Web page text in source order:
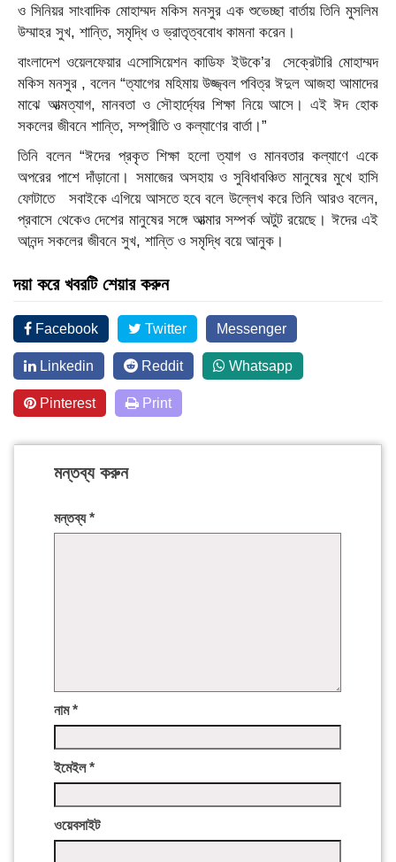
ও সিনিয়র সাংবাদিক মোহাম্মদ মকিস মনসুর এক শুভেচ্ছা বার্তায় তিনি মুসলিম
উম্মাহর সুখ, শান্তি, সমৃদ্ধি ও ভ্রাতৃত্ববোধ কামনা করেন।
বাংলাদেশ ওয়েলফেয়ার এসোসিয়েশন কাডিফ ইউকে’র সেক্রেটারি মোহাম্মদ
মকিস মনসুর , বলেন “ত্যাগের মহিমায় উজ্জ্বল পবিত্র ঈদুল আজহা আমাদের
মাঝে আত্মত্যাগ, মানবতা ও সৌহার্দ্যের শিক্ষা নিয়ে আসে। এই ঈদ হোক
সকলের জীবনে শান্তি, সম্প্রীতি ও কল্যাণের বার্তা।”
তিনি বলেন “ঈদের প্রকৃত শিক্ষা হলো ত্যাগ ও মানবতার কল্যাণে একে
অপরের পাশে দাঁড়ানো। সমাজের অসহায় ও সুবিধাবঞ্চিত মানুষের মুখে হাসি
ফোটাতে সবাইকে এগিয়ে আসতে হবে বলে উল্লেখ করে তিনি আরও বলেন,
প্রবাসে থেকেও দেশের মানুষের সঙ্গে আত্মার সম্পর্ক অটুট রয়েছে। ঈদের এই
আনন্দ সকলের জীবনে সুখ, শান্তি ও সমৃদ্ধি বয়ে আনুক।
দয়া করে খবরটি শেয়ার করুন
Facebook Twitter Messenger
Linkedin Reddit Whatsapp
Pinterest Print
মন্তব্য করুন
মন্তব্য*
নাম*
ইমেইল*
ওয়েবসাইট